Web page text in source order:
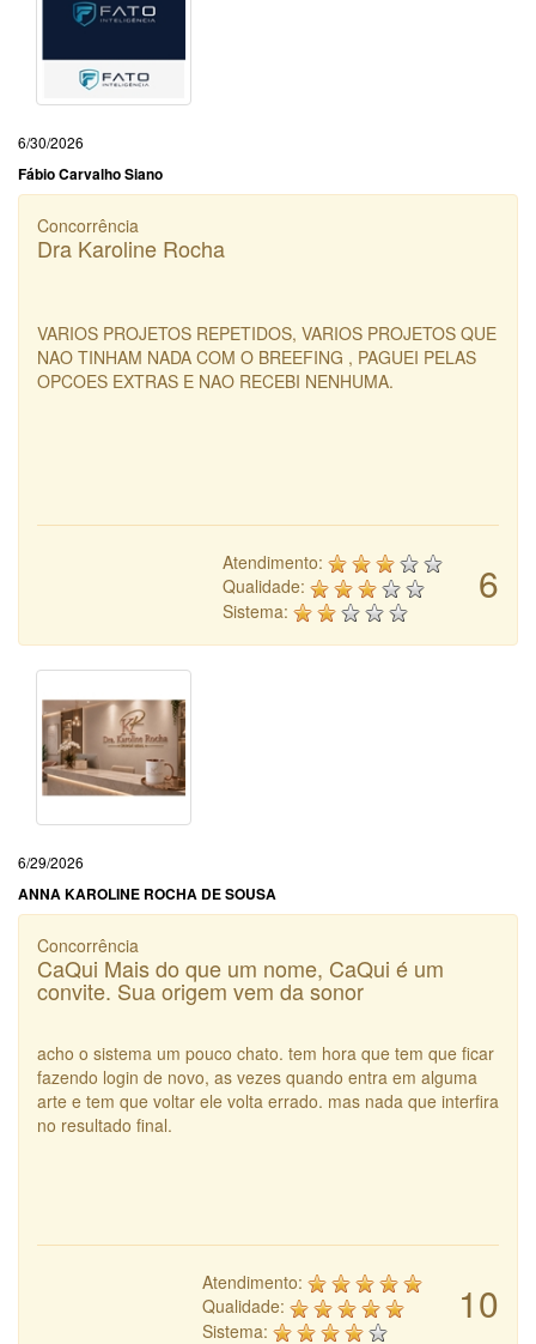
6/30/2026
Fábio Carvalho Siano
Concorrência
Dra Karoline Rocha
VARIOS PROJETOS REPETIDOS, VARIOS PROJETOS QUE
NAO TINHAM NADA COM O BREEFING , PAGUEI PELAS
OPCOES EXTRAS E NAO RECEBI NENHUMA.
6
Atendimento:
Qualidade:
Sistema:
6/29/2026
ANNA KAROLINE ROCHA DE SOUSA
Concorrência
CaQui Mais do que um nome, CaQui é um
convite. Sua origem vem da sonor
acho o sistema um pouco chato. tem hora que tem que ficar
fazendo login de novo, as vezes quando entra em alguma
arte e tem que voltar ele volta errado. mas nada que interfira
no resultado final.
10
Atendimento:
Qualidade:
Sistema: